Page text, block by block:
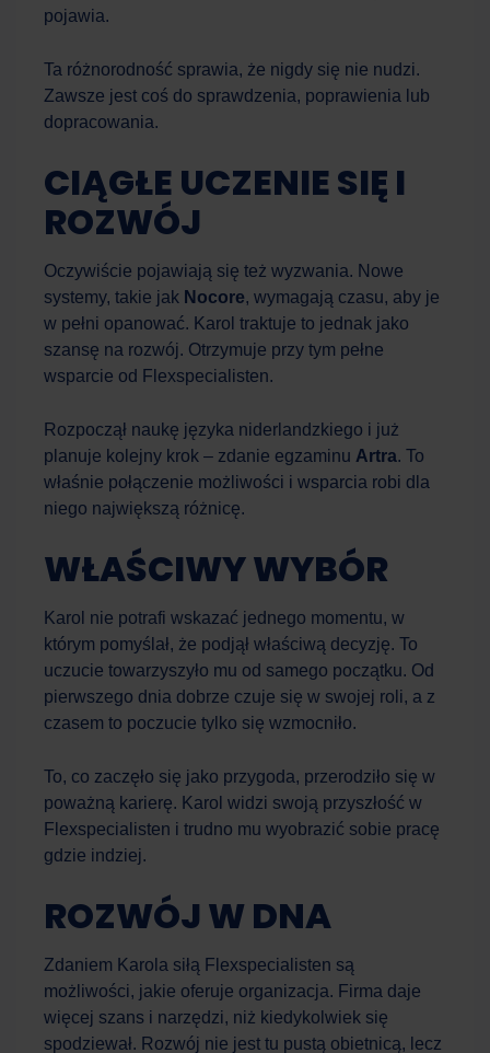
pojawia.
Ta różnorodność sprawia, że nigdy się nie nudzi.
Zawsze jest coś do sprawdzenia, poprawienia lub
dopracowania.
CIĄGŁE UCZENIE SIĘ I
ROZWÓJ
Oczywiście pojawiają się też wyzwania. Nowe
systemy, takie jak Nocore, wymagają czasu, aby je
w pełni opanować. Karol traktuje to jednak jako
szansę na rozwój. Otrzymuje przy tym pełne
wsparcie od Flexspecialisten.
Rozpoczął naukę języka niderlandzkiego i już
planuje kolejny krok – zdanie egzaminu Artra. To
właśnie połączenie możliwości i wsparcia robi dla
niego największą różnicę.
WŁAŚCIWY WYBÓR
Karol nie potrafi wskazać jednego momentu, w
którym pomyślał, że podjął właściwą decyzję. To
uczucie towarzyszyło mu od samego początku. Od
pierwszego dnia dobrze czuje się w swojej roli, a z
czasem to poczucie tylko się wzmocniło.
To, co zaczęło się jako przygoda, przerodziło się w
poważną karierę. Karol widzi swoją przyszłość w
Flexspecialisten i trudno mu wyobrazić sobie pracę
gdzie indziej.
ROZWÓJ W DNA
Zdaniem Karola siłą Flexspecialisten są
możliwości, jakie oferuje organizacja. Firma daje
więcej szans i narzędzi, niż kiedykolwiek się
spodziewał. Rozwój nie jest tu pustą obietnicą, lecz